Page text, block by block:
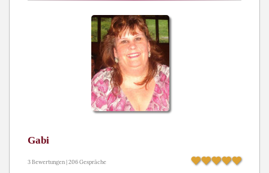
Gabi
3 Bewertungen | 206 Gespräche